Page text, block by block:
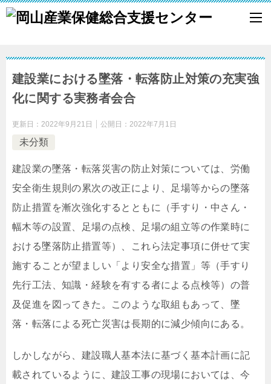
建設業における墜落・転落防止対策の充実強
化に関する実務者会合
更新日： 2022年9月21日 公開日： 2022年7月1日
未分類
建設業の墜落・転落災害の防止対策については、労働
安全衛生規則の累次の改正により、足場等からの墜落
防止措置を漸次強化するとともに（手すり・中さん・
幅木等の設置、足場の点検、足場の組立等の作業時に
おける墜落防止措置等）、これら法定事項に併せて実
施することが望ましい「より安全な措置」等（手すり
先行工法、知識・経験を有する者による点検等）の普
及促進を図ってきた。このような取組もあって、墜
落・転落による死亡災害は長期的に減少傾向にある。
しかしながら、建設職人基本法に基づく基本計画に記
載されているように、建設工事の現場においては、今